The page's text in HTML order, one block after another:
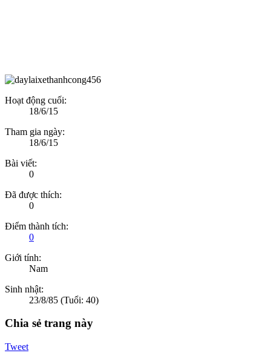
Hoạt động cuối:
18/6/15
Tham gia ngày:
18/6/15
Bài viết:
0
Đã được thích:
0
Điểm thành tích:
0
Giới tính:
Nam
Sinh nhật:
23/8/85 (Tuổi: 40)
Chia sẻ trang này
Tweet